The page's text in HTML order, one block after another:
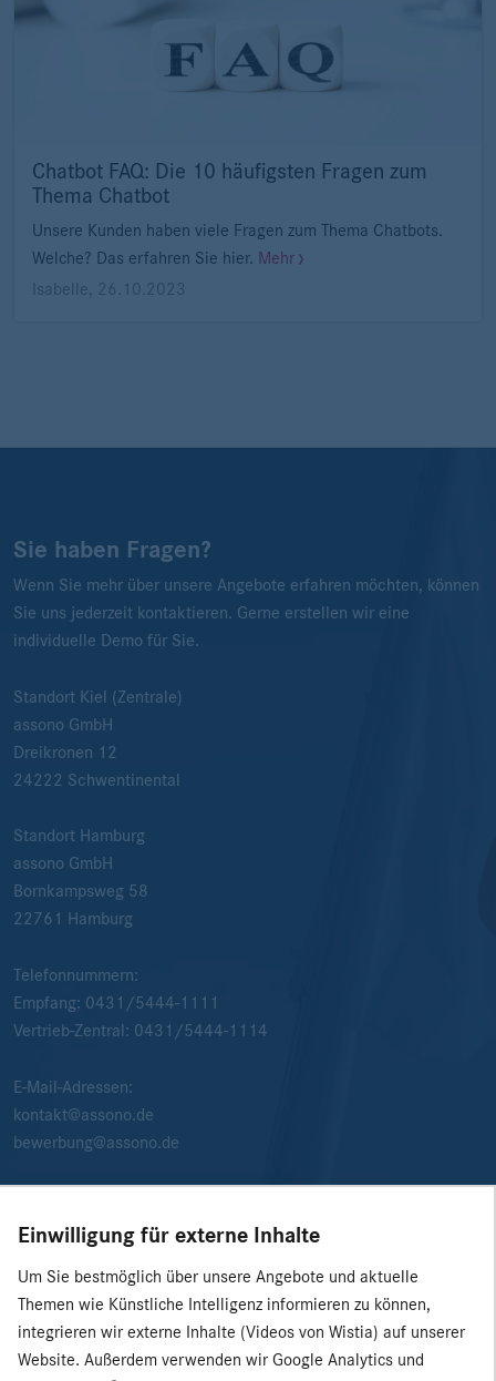
Chatbot FAQ: Die 10 häufigsten Fragen zum
Thema Chatbot
Unsere Kunden haben viele Fragen zum Thema Chatbots.
Welche? Das erfahren Sie hier. Mehr
Isabelle
26.10.2023
Sie haben Fragen?
Wenn Sie mehr über unsere Angebote erfahren möchten, können
Sie uns jederzeit kontaktieren. Gerne erstellen wir eine
individuelle Demo für Sie.
Standort Kiel (Zentrale)
assono GmbH
Dreikronen 12
24222 Schwentinental
Standort Hamburg
assono GmbH
Bornkampsweg 58
22761
Hamburg
Telefonnummern:
Empfang: 0431/5444-1111
Vertrieb-Zentral: 0431/5444-1114
E-Mail-Adressen:
kontakt@assono.de
bewerbung@assono.de
Einwilligung für externe Inhalte
Um Sie bestmöglich über unsere Angebote und aktuelle
Themen wie Künstliche Intelligenz informieren zu können,
integrieren wir externe Inhalte (Videos von Wistia) auf unserer
Website. Außerdem verwenden wir Google Analytics und